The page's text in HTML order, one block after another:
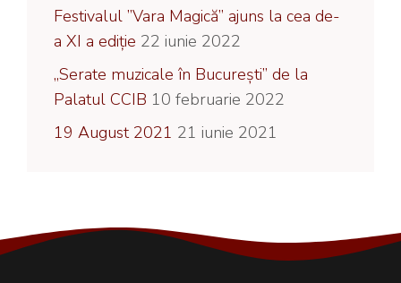
Festivalul ”Vara Magică” ajuns la cea de-
a XI a ediție 22 iunie 2022
„Serate muzicale în București” de la
Palatul CCIB 10 februarie 2022
19 August 2021 21 iunie 2021